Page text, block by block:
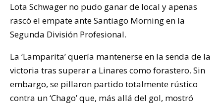
Lota Schwager no pudo ganar de local y apenas
rascó el empate ante Santiago Morning en la
Segunda División Profesional.
La ‘Lamparita’ quería mantenerse en la senda de la
victoria tras superar a Linares como forastero. Sin
embargo, se pillaron partido totalmente rústico
contra un ‘Chago’ que, más allá del gol, mostró